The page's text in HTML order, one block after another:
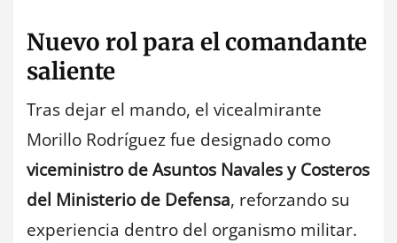
Nuevo rol para el comandante
saliente
Tras dejar el mando, el vicealmirante
Morillo Rodríguez fue designado como
viceministro de Asuntos Navales y Costeros
del Ministerio de Defensa, reforzando su
experiencia dentro del organismo militar.